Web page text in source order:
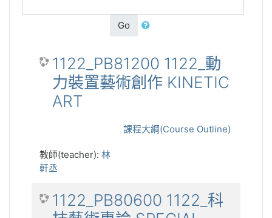
Go
1122_PB81200 1122_動
力裝置藝術創作 KINETIC
ART
課程大綱(Course Outline)
教師(teacher): 林
軒丞
1122_PB80600 1122_科